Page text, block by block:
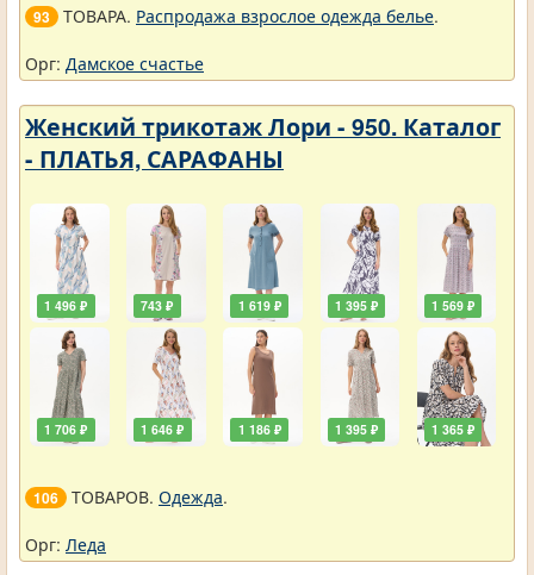
93 ТОВАРА. Распродажа взрослое одежда белье.
Орг: Дамское счастье
Женский трикотаж Лори - 950. Каталог
- ПЛАТЬЯ, САРАФАНЫ
1 496 ₽
1 706 ₽
743 ₽
1 646 ₽
1 619 ₽
1 186 ₽
1 395 ₽
1 395 ₽
1 569 ₽
1 365 ₽
106 ТОВАРОВ. Одежда.
Орг: Леда